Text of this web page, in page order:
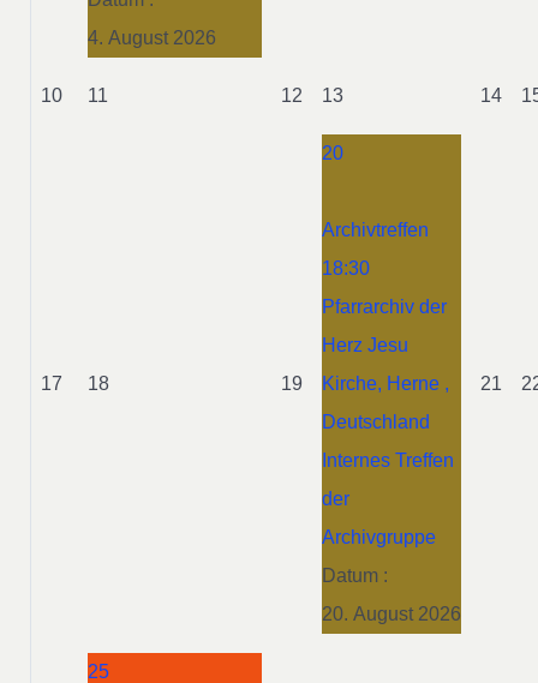
4. August 2026
10 11 12 13 14
17 18 19
20
Archivtreffen
18:30
Pfarrarchiv der
Herz Jesu
Kirche, Herne ,
Deutschland
Internes Treffen
der
Archivgruppe
Datum :
20. August 2026
21
25